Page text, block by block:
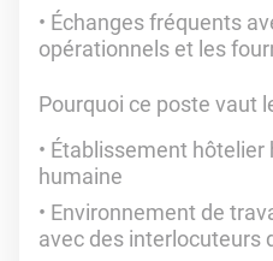
Échanges fréquents
opérationnels et les
Pourquoi ce poste vaut
Établissement hôtelier
humaine
Environnement de
avec des interlocuteurs